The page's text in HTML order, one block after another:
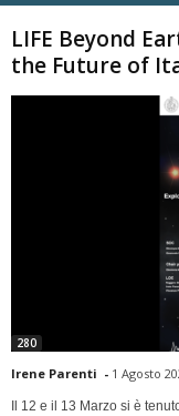
LIFE Beyond
the Future of
280
Irene Parenti - 1 Agosto
Il 12 e il 13 Marzo si è